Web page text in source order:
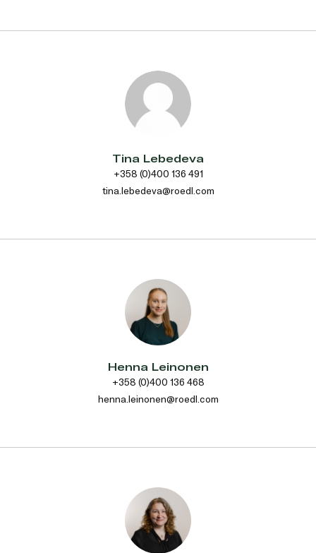
Tina Lebedeva
+358 (0)400 136 491
tina.lebedeva@roedl.com
Henna Leinonen
+358 (0)400 136 468
henna.leinonen@roedl.com